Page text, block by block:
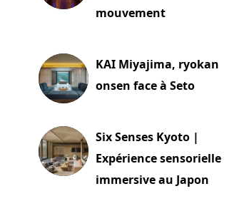
mouvement
KAI Miyajima, ryokan
onsen face à Seto
Six Senses Kyoto |
Expérience sensorielle
immersive au Japon